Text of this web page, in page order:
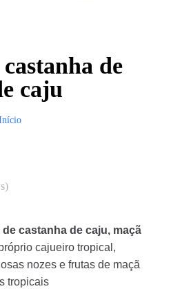
castanha de
caju
castanha de caju, maçã
cajueiro tropical,
nozes e frutas de maçã
tropicais